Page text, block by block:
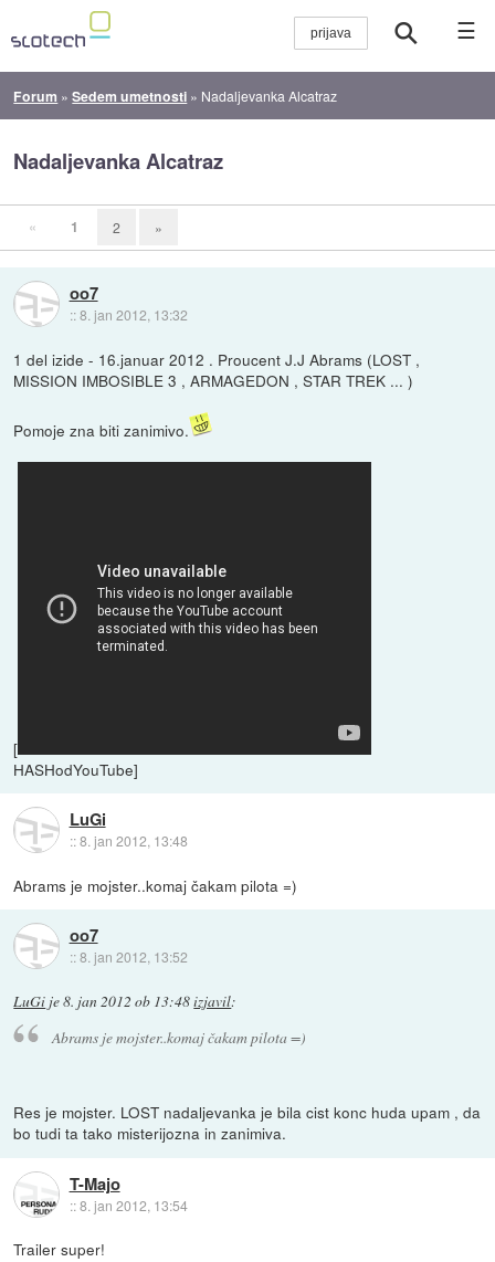
☰
Forum »Sedem umetnosti » Nadaljevanka Alcatraz
Nadaljevanka Alcatraz
« 1 2 »
oo7
::8. jan 2012, 13:32
1 del izide - 16.januar 2012 . Proucent J.J Abrams (LOST ,
MISSION IMBOSIBLE 3 , ARMAGEDON , STAR TREK ... )
Pomoje zna biti zanimivo.
[
HASHodYouTube]
LuGi
::8. jan 2012, 13:48
Abrams je mojster..komaj čakam pilota =)
oo7
::8. jan 2012, 13:52
LuGi je8. jan 2012 ob 13:48izjavil:
Abrams je mojster..komaj čakam pilota =)
Res je mojster. LOST nadaljevanka je bila cist konc huda upam , da
bo tudi ta tako misterijozna in zanimiva.
T-Majo
::8. jan 2012, 13:54
Trailer super!